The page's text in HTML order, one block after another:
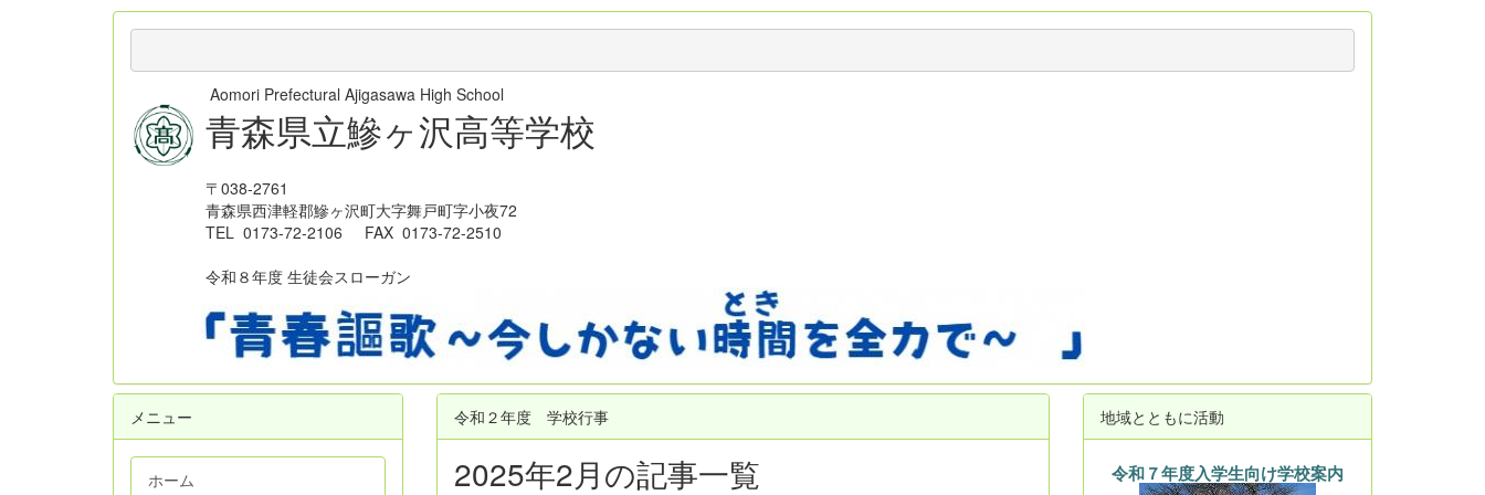
Aomori Prefectural Ajigasawa High School
青森県立鰺ヶ沢高等学校
〒038-2761
青森県西津軽郡鰺ヶ沢町大字舞戸町字小夜72
TEL 0173-72-2106 FAX 0173-72-2510
令和８年度 生徒会スローガン
令和２年度 学校行事
2025年2月の記事一覧
メニュー
ホーム
地域とともに活動
令和７年度入学生向け学校案内